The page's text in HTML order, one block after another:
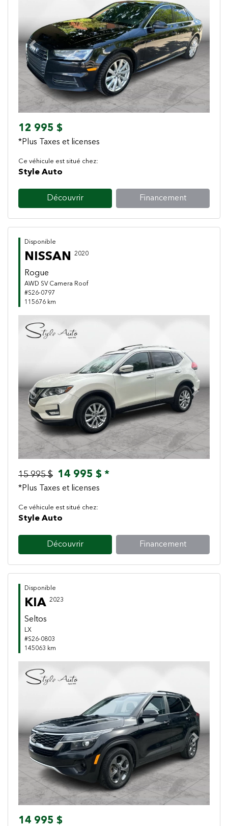
Previous Next
12 995 $
*Plus Taxes et licenses
Ce véhicule est situé chez:
Style Auto
Découvrir Financement
Disponible
NISSAN 2020
Rogue
AWD SV Camera Roof
#S26-0797
115676 km
Previous Next
15 995 $ 14 995 $ *
*Plus Taxes et licenses
Ce véhicule est situé chez:
Style Auto
Découvrir Financement
Disponible
KIA 2023
Seltos
LX
#S26-0803
145063 km
Previous Next
14 995 $